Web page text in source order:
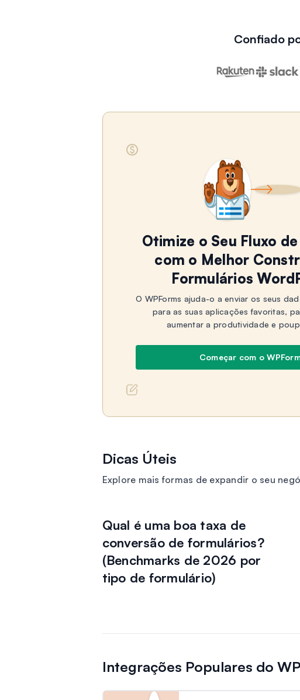
Confiado
Otimize o Seu Fluxo
com o Melhor
Formulários
O WPForms ajuda-o a enviar os seus
para as suas aplicações favoritas,
aumentar a produtividade e
Começar com o
Dicas Úteis
Explore mais formas de expandir o seu
Qual é uma boa taxa de
conversão de formulários?
(Benchmarks de 2026 por
tipo de formulário)
Integrações Populares do